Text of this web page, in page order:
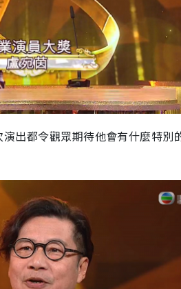
出都令觀眾期待他會有什麼特